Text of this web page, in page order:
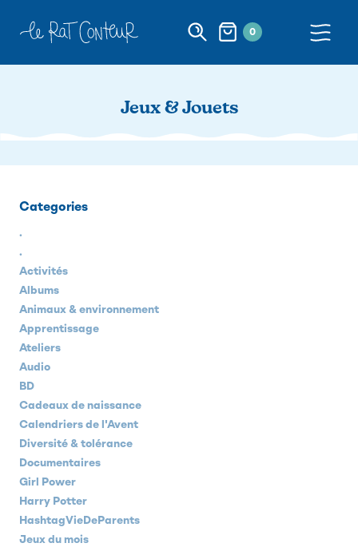
0
Jeux & Jouets
Categories
.
.
Activités
Albums
Animaux & environnement
Apprentissage
Ateliers
Audio
BD
Cadeaux de naissance
Calendriers de l'Avent
Diversité & tolérance
Documentaires
Girl Power
Harry Potter
HashtagVieDeParents
Jeux du mois